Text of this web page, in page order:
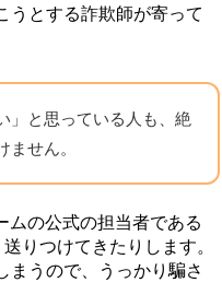
うとする詐欺師が寄って
」と思っている人も、絶
ません。
ムの公式の担当者である
りつけてきたりします。
まうので、うっかり騙さ